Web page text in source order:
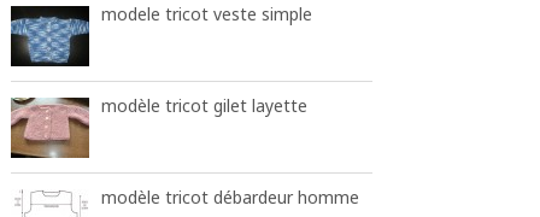
modele tricot veste simple
modèle tricot gilet layette
modèle tricot débardeur homme